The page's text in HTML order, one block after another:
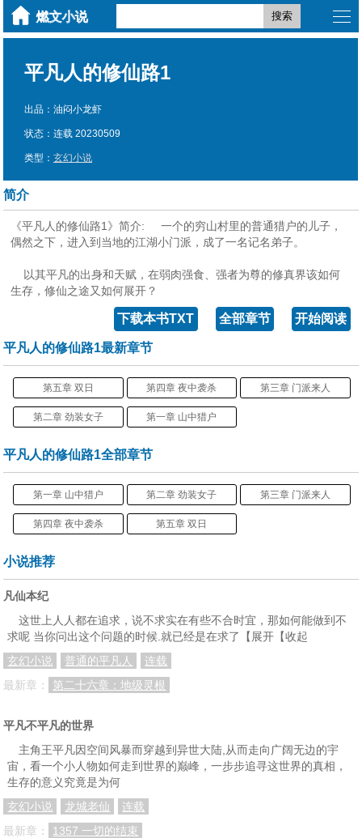
搜索
平凡人的修仙路1
出品：油闷小龙虾
状态：连载 20230509
类型：玄幻小说
简介
《平凡人的修仙路1》简介: 一个的穷山村里的普通猎户的儿子，
偶然之下，进入到当地的江湖小门派，成了一名记名弟子。
以其平凡的出身和天赋，在弱肉强食、强者为尊的修真界该如何
生存，修仙之途又如何展开？
开始阅读
全部章节
下载本书TXT
平凡人的修仙路1最新章节
第五章 双日 第四章 夜中袭杀 第三章 门派来人
第二章 劲装女子 第一章 山中猎户
平凡人的修仙路1全部章节
第一章 山中猎户 第二章 劲装女子 第三章 门派来人
第四章 夜中袭杀 第五章 双日
小说推荐
凡仙本纪
这世上人人都在追求，说不求实在有些不合时宜，那如何能做到不
求呢 当你问出这个问题的时候.就已经是在求了【展开【收起
玄幻小说
普通的平凡人
连载
最新章：
第二十六章：地级灵根
平凡不平凡的世界
主角王平凡因空间风暴而穿越到异世大陆,从而走向广阔无边的宇
宙，看一个小人物如何走到世界的巅峰，一步步追寻这世界的真相，
生存的意义究竟是为何
玄幻小说
龙城老仙
连载
最新章：
1357 一切的结束